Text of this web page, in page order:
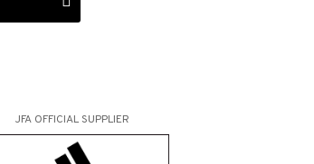
JFA OFFICIAL SUPPLIER